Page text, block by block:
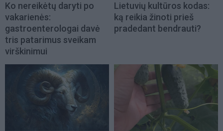
Ko nereikėtų daryti po
vakarienės:
gastroenterologai davė
tris patarimus sveikam
virškinimui
Lietuvių kultūros kodas:
ką reikia žinoti prieš
pradedant bendrauti?